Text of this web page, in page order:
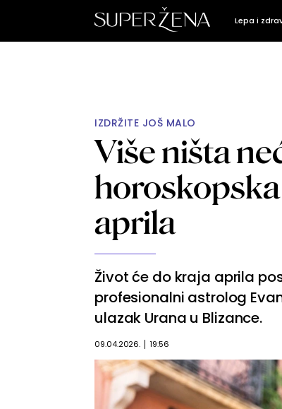
Lepa i
IZDRŽITE JOŠ MALO
Više ništa
aprila
Život će do kraja aprila
profesionalni astrolog
ulazak Urana u Blizance.
09.04.2026. 19:56